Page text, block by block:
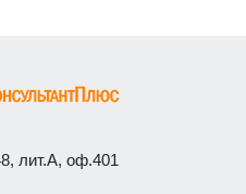
лит.А, оф.401